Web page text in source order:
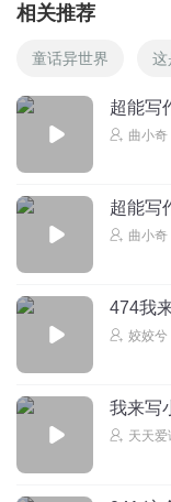
相关推荐
童话异世界 这
超能写
曲小奇
超能写
曲小奇
474我
姣姣兮
我来写
天天爱